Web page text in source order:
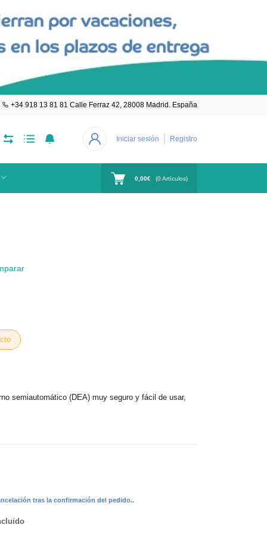
+34 918 13 81 81 Calle Ferraz 42, 28008 Madrid. España
Iniciar sesión Registro
0,00€ (0Artículos)
semiautomático (DEA) muy seguro y fácil de usar,
tras la confirmación del pedido..